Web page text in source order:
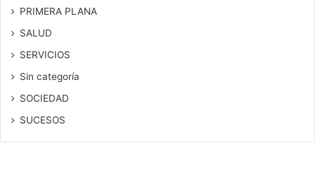
PRIMERA PLANA
SALUD
SERVICIOS
Sin categoría
SOCIEDAD
SUCESOS